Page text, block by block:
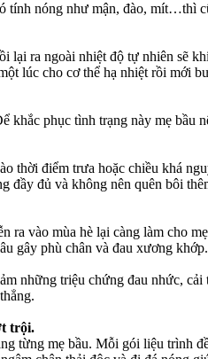
tính nóng như mận, đào, mít…thì
lại ra ngoài nhiệt độ tự nhiên sẽ
lúc cho cơ thể hạ nhiệt rồi mới
phục tình trạng này mẹ bầu
thời điểm trưa hoặc chiều khá
đầy đủ và không nên quên bôi
vào mùa hè lại càng làm cho
gây phù chân và đau xương khớp.
những triệu chứng đau nhức,
trội.
từng mẹ bầu. Mỗi gói liệu trình